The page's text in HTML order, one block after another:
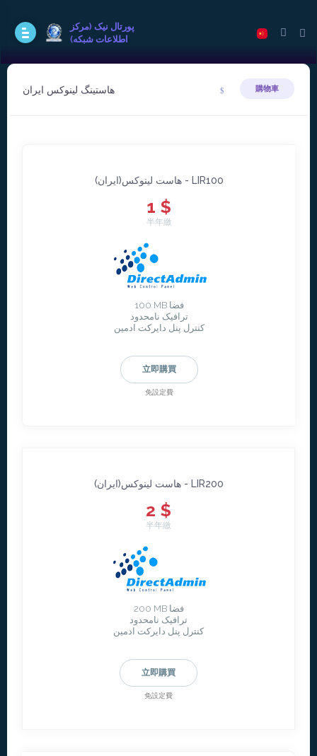
پورتال نيک (مرکز
اطلاعات شبکه)
هاستينگ لينوکس ايران 購物車
هاست لينوکس(ايران) - LIR100
1 $
半年繳
100 MB فضا
ترافیک نامحدود
کنترل پنل دایرکت ادمین
立即購買
免設定費
هاست لينوکس(ايران) - LIR200
2 $
半年繳
200 MB فضا
ترافیک نامحدود
کنترل پنل دایرکت ادمین
立即購買
免設定費